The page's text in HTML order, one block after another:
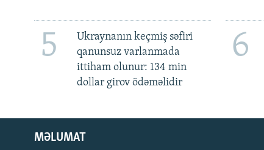
5
Ukraynanın keçmiş səfiri
qanunsuz varlanmada
ittiham olunur: 134 min
dollar girov ödəməlidir
6
MƏLUMAT